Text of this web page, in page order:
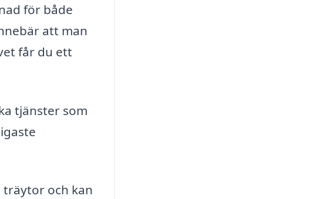
för både
att man
får du ett
tjänster som
och kan